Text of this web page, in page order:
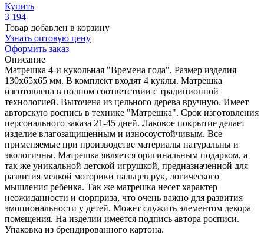
Купить
3 194
Товар добавлен в корзину
Узнать оптовую цену
Оформить заказ
Описание
Матрешка 4-и кукольная "Времена года". Размер изделия
130х65х65 мм. В комплект входят 4 куклы. Матрешка
изготовлена в полном соответствии с традиционной
технологией. Выточена из цельного дерева вручную. Имеет
авторскую роспись в технике "Матрешка". Срок изготовления
персонального заказа 21-45 дней. Лаковое покрытие делает
изделие влагозащищенным и износоустойчивым. Все
применяемые при производстве материалы натуральны и
экологичны. Матрешка является оригинальным подарком, а
так же уникальной детской игрушкой, предназначенной для
развития мелкой моторики пальцев рук, логического
мышления ребенка. Так же матрешка несет характер
неожиданности и сюрприза, что очень важно для развития
эмоциональности у детей. Может служить элементом декора
помещения. На изделии имеется подпись автора росписи.
Упаковка из брендированного картона.